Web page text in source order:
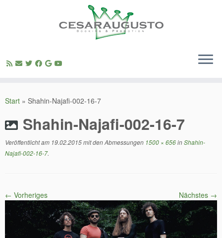
Inhalt
Start » Shahin-Najafi-002-16-7
Shahin-Najafi-002-16-7
Veröffentlicht am 19.02.2015mit den Abmessungen 1500 × 656inShahin-
Najafi-002-16-7.
← Vorheriges Nächstes →